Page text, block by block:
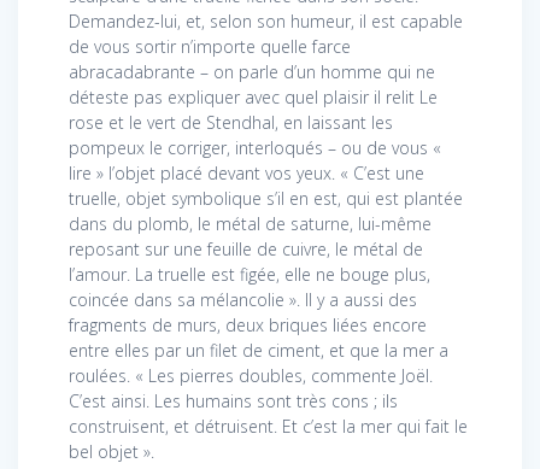
Demandez-lui, et, selon son humeur, il est capable
de vous sortir n’importe quelle farce
abracadabrante – on parle d’un homme qui ne
déteste pas expliquer avec quel plaisir il relit Le
rose et le vert de Stendhal, en laissant les
pompeux le corriger, interloqués – ou de vous «
lire » l’objet placé devant vos yeux. « C’est une
truelle, objet symbolique s’il en est, qui est plantée
dans du plomb, le métal de saturne, lui-même
reposant sur une feuille de cuivre, le métal de
l’amour. La truelle est figée, elle ne bouge plus,
coincée dans sa mélancolie ». Il y a aussi des
fragments de murs, deux briques liées encore
entre elles par un filet de ciment, et que la mer a
roulées. « Les pierres doubles, commente Joël.
C’est ainsi. Les humains sont très cons ; ils
construisent, et détruisent. Et c’est la mer qui fait le
bel objet ».